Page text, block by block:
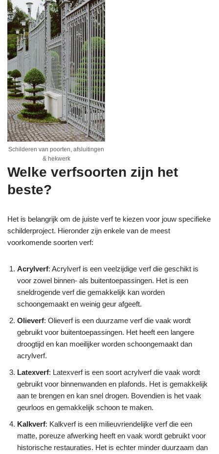
Schilderen van poorten, afsluitingen
& hekwerk
Welke verfsoorten zijn het
beste?
Het is belangrijk om de juiste verf te kiezen voor jouw specifieke
schilderproject. Hieronder zijn enkele van de meest
voorkomende soorten verf:
Acrylverf: Acrylverf is een veelzijdige verf die geschikt is
voor zowel binnen- als buitentoepassingen. Het is een
sneldrogende verf die gemakkelijk kan worden
schoongemaakt en weinig geur afgeeft.
Olieverf: Olieverf is een duurzame verf die vaak wordt
gebruikt voor buitentoepassingen. Het heeft een langere
droogtijd en kan moeilijker worden schoongemaakt dan
acrylverf.
Latexverf: Latexverf is een soort acrylverf die vaak wordt
gebruikt voor binnenwanden en plafonds. Het is gemakkelijk
aan te brengen en kan snel drogen. Bovendien is het vaak
geurloos en gemakkelijk schoon te maken.
Kalkverf: Kalkverf is een milieuvriendelijke verf die een
matte, poreuze afwerking heeft en vaak wordt gebruikt voor
historische restauraties. Het is echter minder duurzaam dan